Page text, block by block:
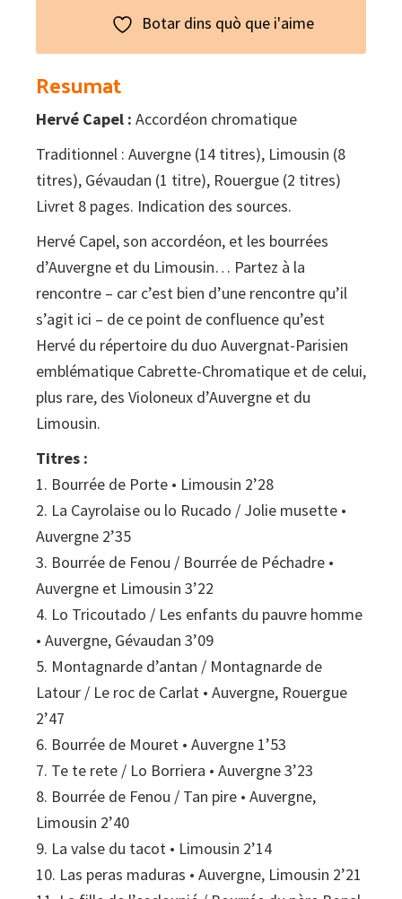
Botar dins quò que i'aime
Resumat
Hervé Capel : Accordéon chromatique
Traditionnel : Auvergne (14 titres), Limousin (8
titres), Gévaudan (1 titre), Rouergue (2 titres)
Livret 8 pages. Indication des sources.
Hervé Capel, son accordéon, et les bourrées
d’Auvergne et du Limousin… Partez à la
rencontre – car c’est bien d’une rencontre qu’il
s’agit ici – de ce point de confluence qu’est
Hervé du répertoire du duo Auvergnat-Parisien
emblématique Cabrette-Chromatique et de celui,
plus rare, des Violoneux d’Auvergne et du
Limousin.
Titres :
1. Bourrée de Porte • Limousin 2’28
2. La Cayrolaise ou lo Rucado / Jolie musette •
Auvergne 2’35
3. Bourrée de Fenou / Bourrée de Péchadre •
Auvergne et Limousin 3’22
4. Lo Tricoutado / Les enfants du pauvre homme
• Auvergne, Gévaudan 3’09
5. Montagnarde d’antan / Montagnarde de
Latour / Le roc de Carlat • Auvergne, Rouergue
2’47
6. Bourrée de Mouret • Auvergne 1’53
7. Te te rete / Lo Borriera • Auvergne 3’23
8. Bourrée de Fenou / Tan pire • Auvergne,
Limousin 2’40
9. La valse du tacot • Limousin 2’14
10. Las peras maduras • Auvergne, Limousin 2’21